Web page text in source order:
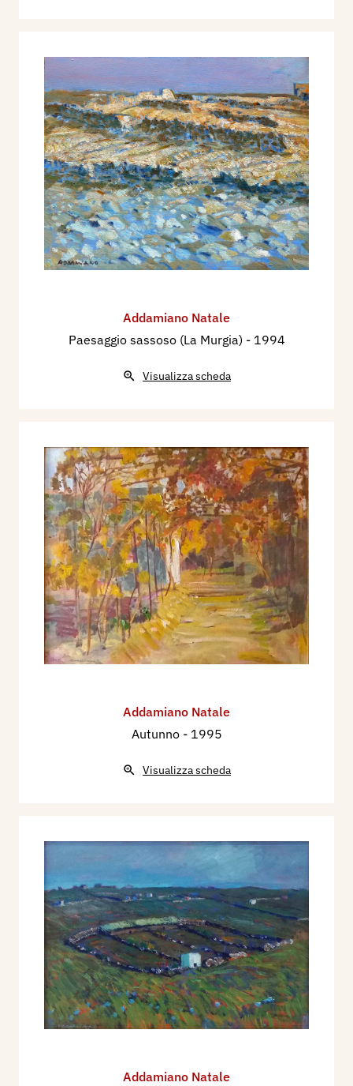
Addamiano Natale
Paesaggio sassoso (La Murgia) - 1994
Visualizza scheda
Addamiano Natale
Autunno - 1995
Visualizza scheda
Addamiano Natale